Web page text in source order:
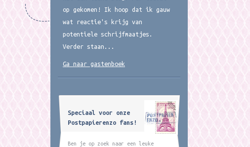
op gekomen! Ik hoop dat ik gauw
wat reactie's krijg van
potentiele schrijfmaatjes.
Verder staan...
Ga naar gastenboek
Speciaal voor onze
Postpapierenzo fans!
Ben je op zoek naar een leuke